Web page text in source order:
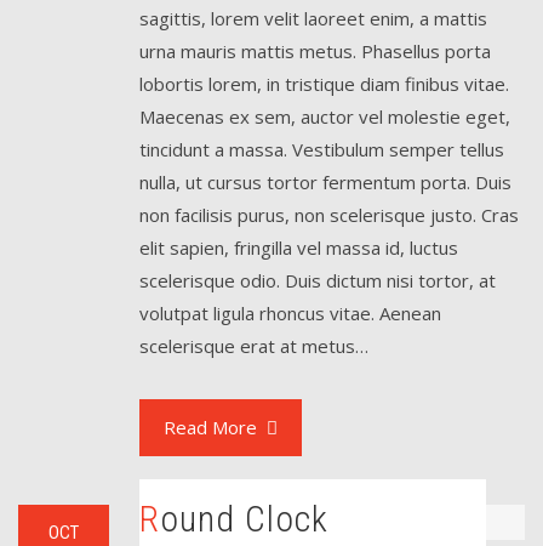
sagittis, lorem velit laoreet enim, a mattis
urna mauris mattis metus. Phasellus porta
lobortis lorem, in tristique diam finibus vitae.
Maecenas ex sem, auctor vel molestie eget,
tincidunt a massa. Vestibulum semper tellus
nulla, ut cursus tortor fermentum porta. Duis
non facilisis purus, non scelerisque justo. Cras
elit sapien, fringilla vel massa id, luctus
scelerisque odio. Duis dictum nisi tortor, at
volutpat ligula rhoncus vitae. Aenean
scelerisque erat at metus…
Read More
OCT Round Clock